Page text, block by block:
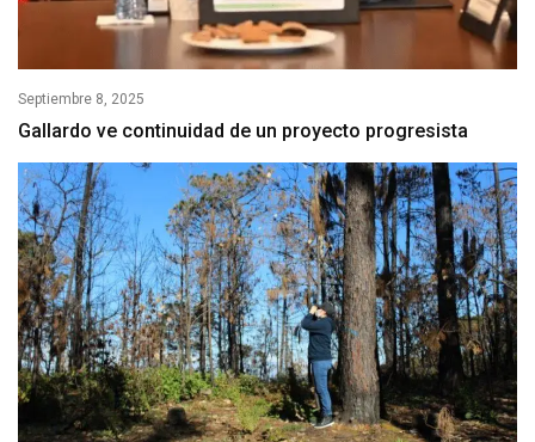
Septiembre 8, 2025
Gallardo ve continuidad de un proyecto progresista